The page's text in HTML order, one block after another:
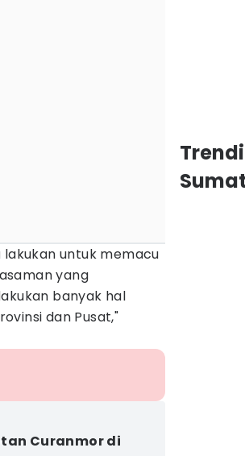
untuk memacu
yang
banyak hal
dan Pusat,"
Curanmor di